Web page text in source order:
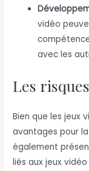
vidéo
avec les
Les
Bien que les jeux
avantages pour
également
liés aux jeux vidéo